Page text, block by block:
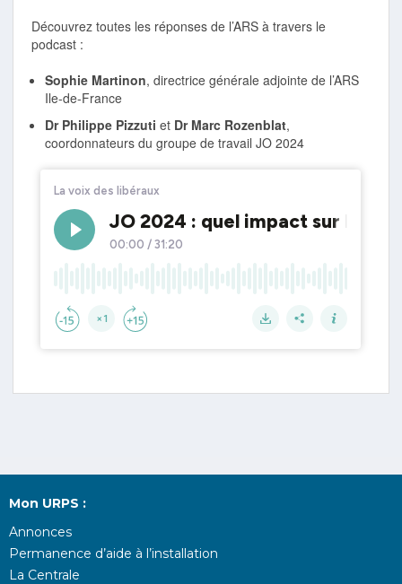
Découvrez toutes les réponses de l’ARS à travers le
podcast :
Sophie Martinon, directrice générale adjointe de l’ARS
Ile-de-France
Dr Philippe Pizzuti et Dr Marc Rozenblat,
coordonnateurs du groupe de travail JO 2024
Mon URPS :
Annonces
Permanence d’aide à l’installation
La Centrale